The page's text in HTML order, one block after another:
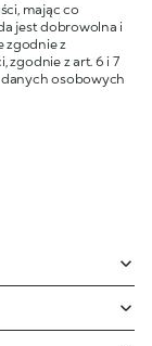
mając co
jest dobrowolna i
zgodnie z
zgodnie z art. 6 i 7
osobowych